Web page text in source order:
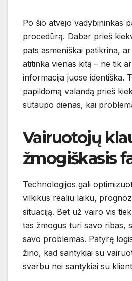
Po šio atvejo vadybininkas
procedūrą. Dabar prieš
pats asmeniškai patikrina,
atitinka vienas kitą – ne tik
informacija juose identiška.
papildomą valandą prieš
sutaupo dienas, kai
Vairuotojų
žmogiškasis
Technologijos gali
vilkikus realiu laiku,
situaciją. Bet už vairo vis
tas žmogus turi savo ribas,
savo problemas. Patyrę
žino, kad santykiai su
svarbu nei santykiai su